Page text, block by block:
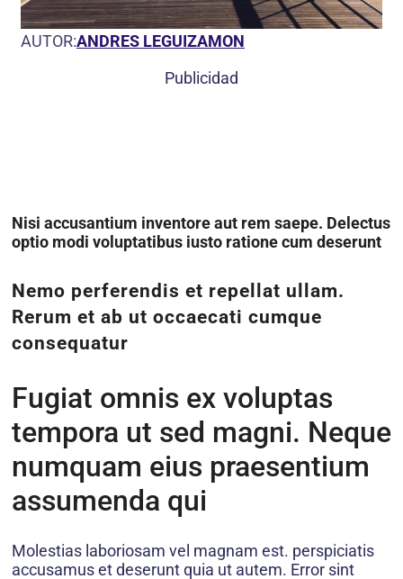
AUTOR:ANDRES LEGUIZAMON
Publicidad
Nisi accusantium inventore aut rem saepe. Delectus
optio modi voluptatibus iusto ratione cum deserunt
Nemo perferendis et repellat ullam.
Rerum et ab ut occaecati cumque
consequatur
Fugiat omnis ex voluptas
tempora ut sed magni. Neque
numquam eius praesentium
assumenda qui
Molestias laboriosam vel magnam est. perspiciatis
accusamus et deserunt quia ut autem. Error sint